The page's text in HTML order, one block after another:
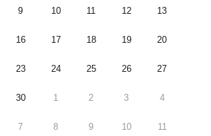
9 10 11 12 13
16 17 18 19 20
23 24 25 26 27
30 1 2 3 4
7 8 9 10 11